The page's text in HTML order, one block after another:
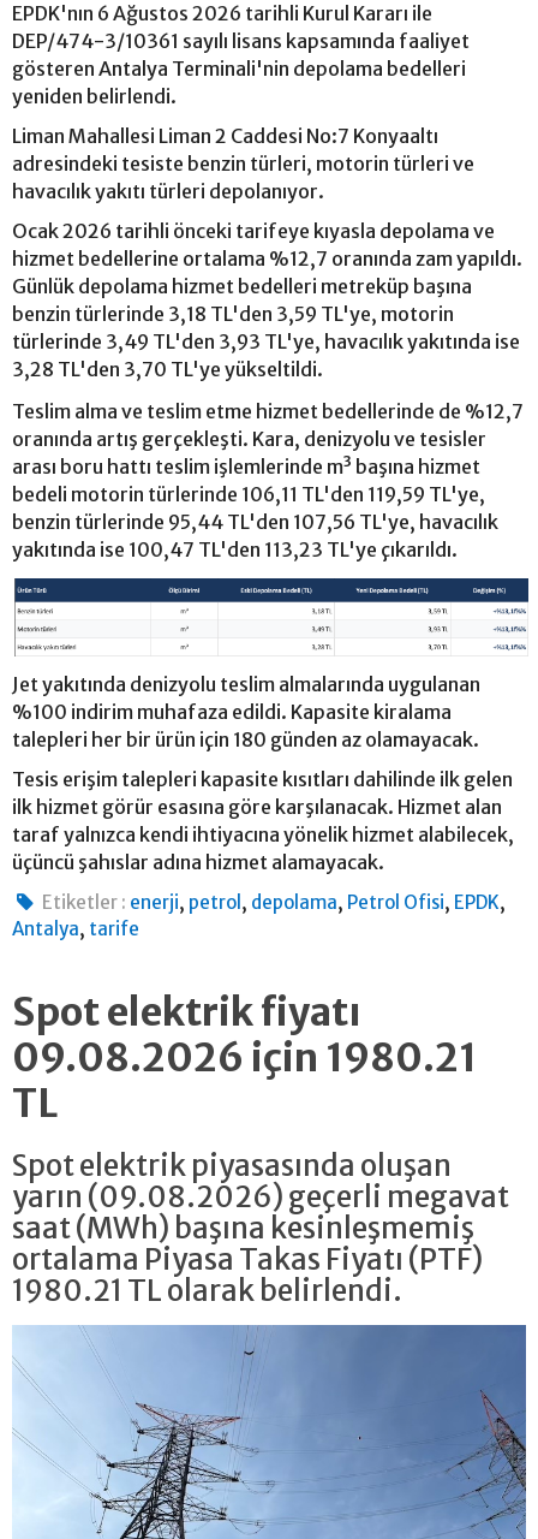
EPDK'nın 6 Ağustos 2026 tarihli Kurul Kararı ile
DEP/474-3/10361 sayılı lisans kapsamında faaliyet
gösteren Antalya Terminali'nin depolama bedelleri
yeniden belirlendi.
Liman Mahallesi Liman 2 Caddesi No:7 Konyaaltı
adresindeki tesiste benzin türleri, motorin türleri ve
havacılık yakıtı türleri depolanıyor.
Ocak 2026 tarihli önceki tarifeye kıyasla depolama ve
hizmet bedellerine ortalama %12,7 oranında zam yapıldı.
Günlük depolama hizmet bedelleri metreküp başına
benzin türlerinde 3,18 TL'den 3,59 TL'ye, motorin
türlerinde 3,49 TL'den 3,93 TL'ye, havacılık yakıtında ise
3,28 TL'den 3,70 TL'ye yükseltildi.
Teslim alma ve teslim etme hizmet bedellerinde de %12,7
oranında artış gerçekleşti. Kara, denizyolu ve tesisler
arası boru hattı teslim işlemlerinde m³ başına hizmet
bedeli motorin türlerinde 106,11 TL'den 119,59 TL'ye,
benzin türlerinde 95,44 TL'den 107,56 TL'ye, havacılık
yakıtında ise 100,47 TL'den 113,23 TL'ye çıkarıldı.
Jet yakıtında denizyolu teslim almalarında uygulanan
%100 indirim muhafaza edildi. Kapasite kiralama
talepleri her bir ürün için 180 günden az olamayacak.
Tesis erişim talepleri kapasite kısıtları dahilinde ilk gelen
ilk hizmet görür esasına göre karşılanacak. Hizmet alan
taraf yalnızca kendi ihtiyacına yönelik hizmet alabilecek,
üçüncü şahıslar adına hizmet alamayacak.
Etiketler : enerji, petrol , depolama, Petrol Ofisi, EPDK,
Antalya, tarife
Spot elektrik fiyatı
09.08.2026 için 1980.21
TL
Spot elektrik piyasasında oluşan
yarın (09.08.2026) geçerli megavat
saat (MWh) başına kesinleşmemiş
ortalama Piyasa Takas Fiyatı (PTF)
1980.21 TL olarak belirlendi.